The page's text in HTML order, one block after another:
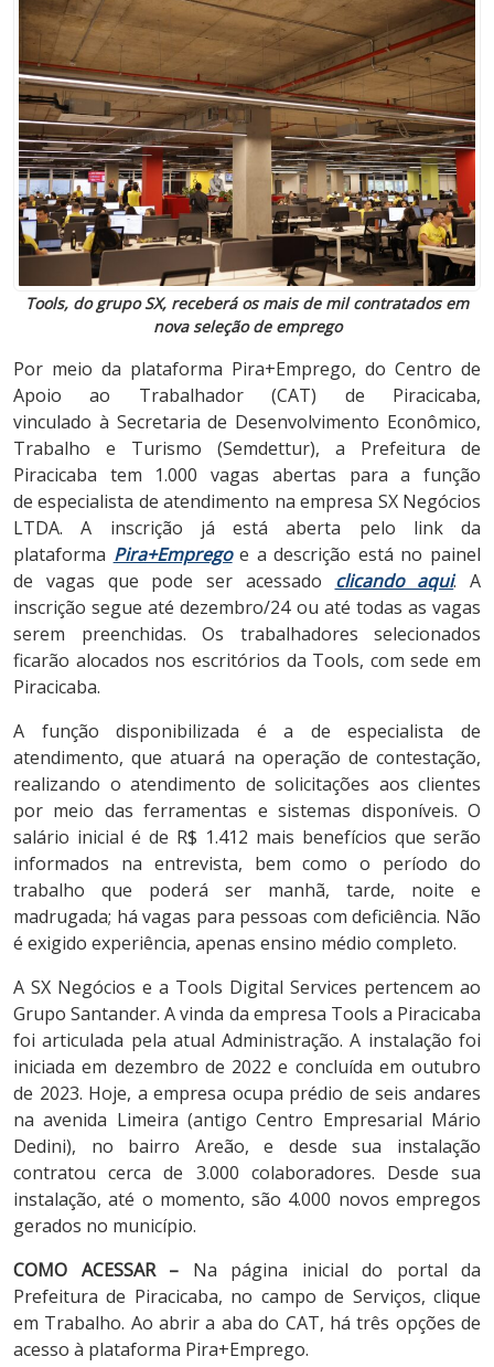
Tools, do grupo SX, receberá os mais de mil contratados em
nova seleção de emprego
Por meio da plataforma Pira+Emprego, do Centro de
Apoio ao Trabalhador (CAT) de Piracicaba,
vinculado à Secretaria de Desenvolvimento Econômico,
Trabalho e Turismo (Semdettur), a Prefeitura de
Piracicaba tem 1.000 vagas abertas para a função
de especialista de atendimento na empresa SX Negócios
LTDA. A inscrição já está aberta pelo link da
plataforma Pira+Empregoe a descrição está no painel
de vagas que pode ser acessado clicando aqui. A
inscrição segue até dezembro/24 ou até todas as vagas
serem preenchidas. Os trabalhadores selecionados
ficarão alocados nos escritórios da Tools, com sede em
Piracicaba.
A função disponibilizada é a de especialista de
atendimento, que atuará na operação de contestação,
realizando o atendimento de solicitações aos clientes
por meio das ferramentas e sistemas disponíveis. O
salário inicial é de R$ 1.412 mais benefícios que serão
informados na entrevista, bem como o período do
trabalho que poderá ser manhã, tarde, noite e
madrugada; há vagas para pessoas com deficiência. Não
é exigido experiência, apenas ensino médio completo.
A SX Negócios e a Tools Digital Services pertencem ao
Grupo Santander. A vinda da empresa Tools a Piracicaba
foi articulada pela atual Administração. A instalação foi
iniciada em dezembro de 2022 e concluída em outubro
de 2023. Hoje, a empresa ocupa prédio de seis andares
na avenida Limeira (antigo Centro Empresarial Mário
Dedini), no bairro Areão, e desde sua instalação
contratou cerca de 3.000 colaboradores. Desde sua
instalação, até o momento, são 4.000 novos empregos
gerados no município.
COMO ACESSAR – Na página inicial do portal da
Prefeitura de Piracicaba, no campo de Serviços, clique
em Trabalho. Ao abrir a aba do CAT, há três opções de
acesso à plataforma Pira+Emprego.